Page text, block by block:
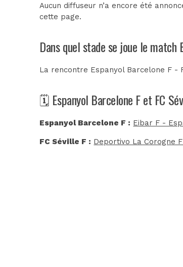
Aucun diffuseur n’a encore été
cette page.
Dans quel stade se joue le match
La rencontre Espanyol Barcelone F -
🗓️ Espanyol Barcelone F et FC
Espanyol Barcelone F : Eibar F -
FC Séville F : Deportivo La Corogne